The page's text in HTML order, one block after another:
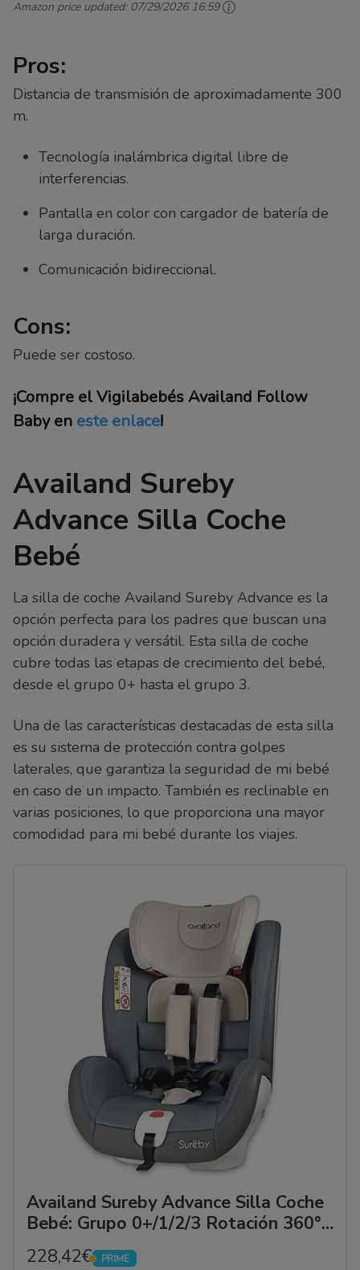
Amazon price updated: 07/29/2026 16:59
Pros:
Distancia de transmisión de aproximadamente 300
m.
Tecnología inalámbrica digital libre de
interferencias.
Pantalla en color con cargador de batería de
larga duración.
Comunicación bidireccional.
Cons:
Puede ser costoso.
¡Compre el Vigilabebés Availand Follow
Baby en este enlace!
Availand Sureby
Advance Silla Coche
Bebé
La silla de coche Availand Sureby Advance es la
opción perfecta para los padres que buscan una
opción duradera y versátil. Esta silla de coche
cubre todas las etapas de crecimiento del bebé,
desde el grupo 0+ hasta el grupo 3.
Una de las características destacadas de esta silla
es su sistema de protección contra golpes
laterales, que garantiza la seguridad de mi bebé
en caso de un impacto. También es reclinable en
varias posiciones, lo que proporciona una mayor
comodidad para mi bebé durante los viajes.
Availand Sureby Advance Silla Coche
Bebé: Grupo 0+/1/2/3 Rotación 360°
Isofix, Gris Y Beige
228,42€ PRIME
PRIME